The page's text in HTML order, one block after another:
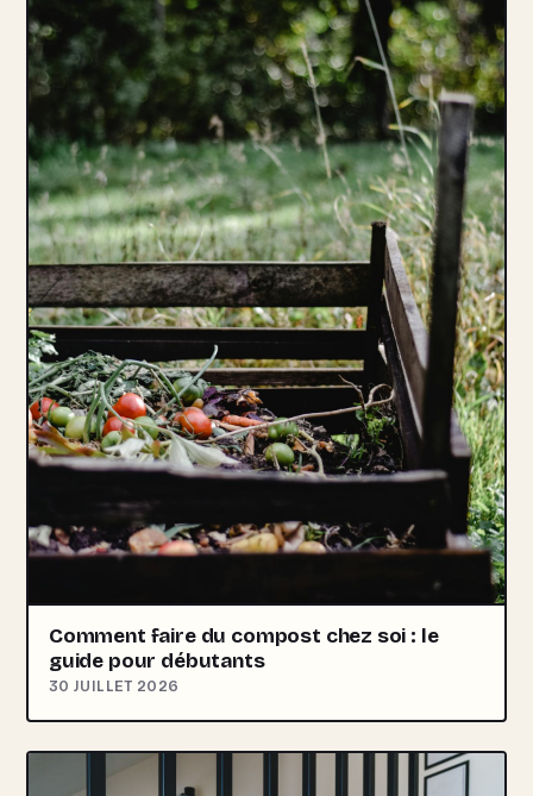
Comment faire du compost chez soi : le
guide pour débutants
30 JUILLET 2026